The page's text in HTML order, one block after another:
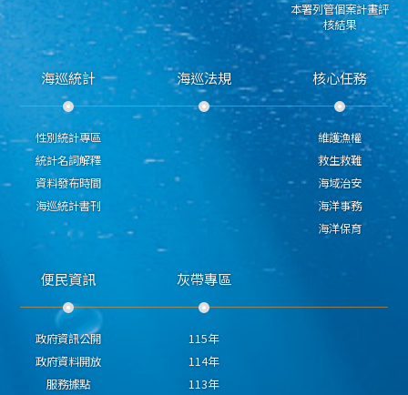
本署列管個案計畫評
核結果
海巡統計
性別統計專區
統計名詞解釋
資料發布時間
海巡統計書刊
海巡法規 核心任務
維護漁權
救生救難
海域治安
海洋事務
海洋保育
便民資訊
政府資訊公開
政府資料開放
服務據點
灰帶專區
115年
114年
113年